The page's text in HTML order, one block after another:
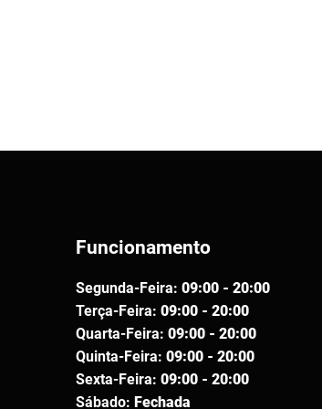
Funcionamento
Segunda-Feira: 09:00 - 20:00
Terça-Feira: 09:00 - 20:00
Quarta-Feira: 09:00 - 20:00
Quinta-Feira: 09:00 - 20:00
Sexta-Feira: 09:00 - 20:00
Sábado: Fechada